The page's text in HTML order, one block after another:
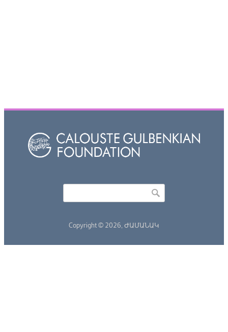
Copyright © 2026, ԺԱՄԱՆԱԿ